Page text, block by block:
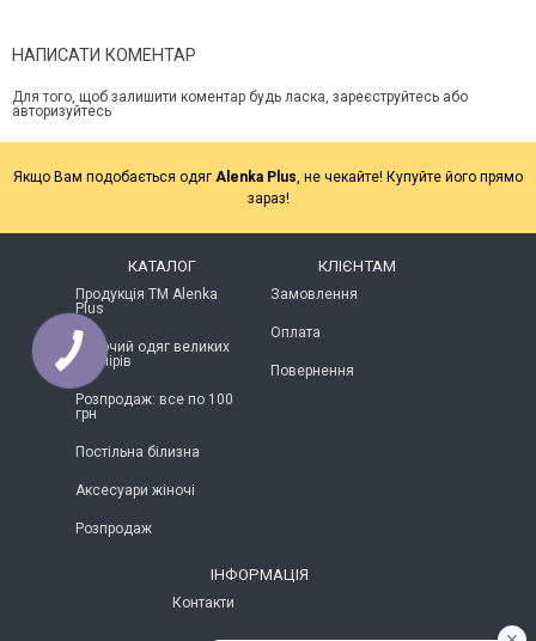
НАПИСАТИ КОМЕНТАР
Для того, щоб залишити коментар будь ласка, зареєструйтесь або
авторизуйтесь
Якщо Вам подобається одяг Alenka Plus, не чекайте! Купуйте його прямо
зараз!
КАТАЛОГ
Продукція ТМ Alenka
Plus
Жіночий одяг великих
розмірів
Розпродаж: все по 100
грн
Постільна білизна
Аксесуари жіночі
Розпродаж
КЛІЄНТАМ
Замовлення
Оплата
Повернення
ІНФОРМАЦІЯ
Контакти